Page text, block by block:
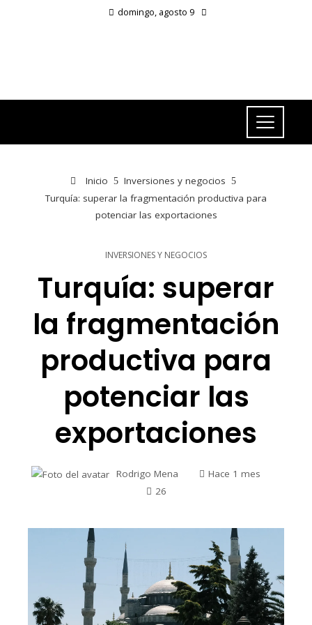
domingo, agosto 9
Inicio
Inversiones y negocios
Turquía: superar la fragmentación productiva para
potenciar las exportaciones
INVERSIONES Y NEGOCIOS
Turquía: superar
la fragmentación
productiva para
potenciar las
exportaciones
Rodrigo Mena
Hace 1 mes
26